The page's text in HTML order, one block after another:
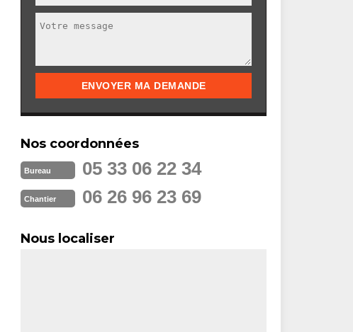
Nos coordonnées
Bureau 05 33 06 22 34
Chantier 06 26 96 23 69
Nous localiser